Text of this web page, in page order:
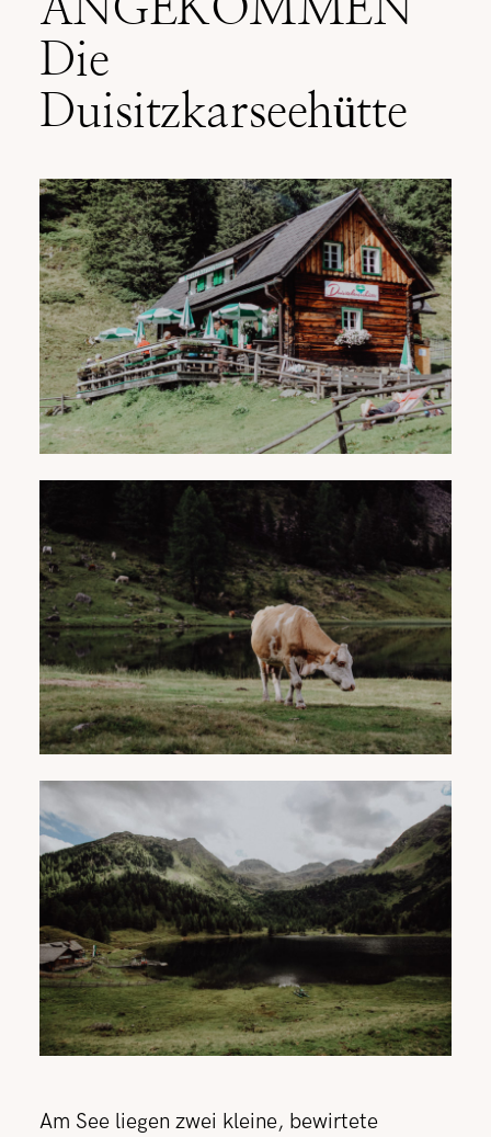
ANGEKOMMEN
Die
Duisitzkarseehütte
Am See liegen zwei kleine, bewirtete